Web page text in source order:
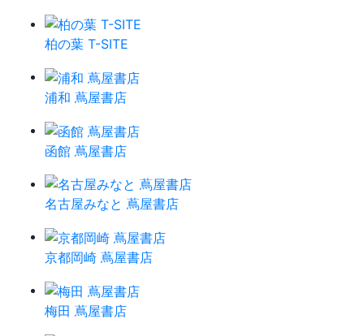
柏の葉 T-SITE
浦和 蔦屋書店
函館 蔦屋書店
名古屋みなと 蔦屋書店
京都岡崎 蔦屋書店
梅田 蔦屋書店